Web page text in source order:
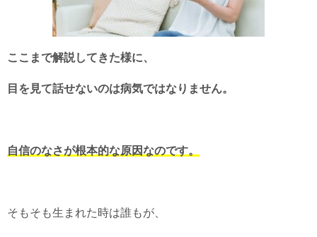
ここまで解説してきた様に、
目を見て話せないのは病気ではなりません。
自信のなさが根本的な原因なのです。
そもそも生まれた時は誰もが、